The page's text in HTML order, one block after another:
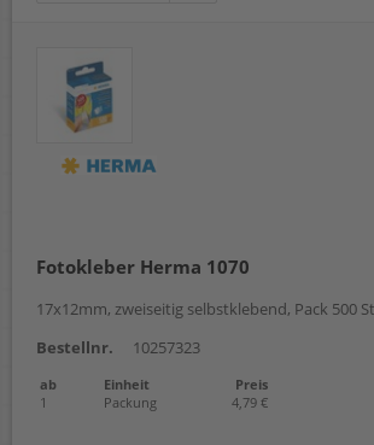
Fotokleber Herma 1070
17x12mm, zweiseitig selbstklebend, Pack 500
Bestellnr.
10257323
ab Einheit
Preis
1
Packung 4,79 €